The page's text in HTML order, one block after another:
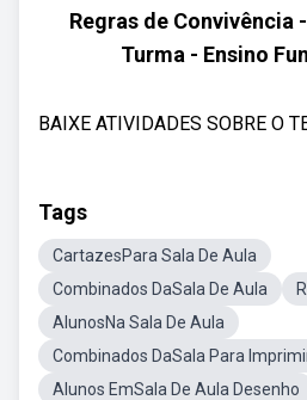
Regras de Convivência
Turma - Ensino
BAIXE ATIVIDADES SOBRE O
Tags
CartazesPara Sala De Aula
Combinados DaSala De Aula
AlunosNa Sala De Aula
Combinados DaSala Para
Alunos EmSala De Aula Desenho